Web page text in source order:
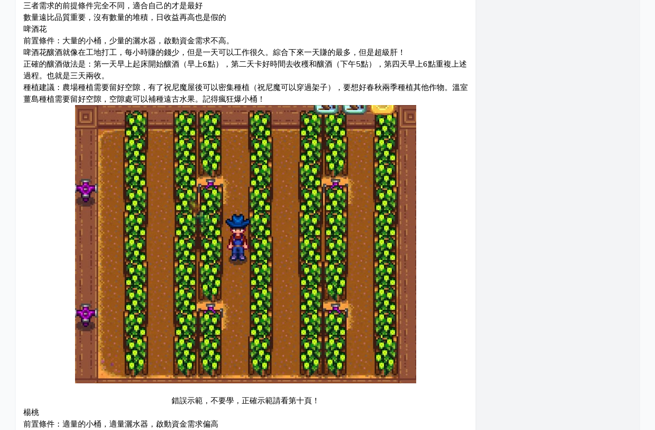
三者需求的前提條件完全不同，適合自己的才是最好
數量遠比品質重要，沒有數量的堆積，日收益再高也是假的
啤酒花
前置條件：大量的小桶，少量的灑水器，啟動資金需求不高。
啤酒花釀酒就像在工地打工，每小時賺的錢少，但是一天可以工作很久。綜合下來一天賺的最多，但是超級肝！
正確的釀酒做法是：第一天早上起床開始釀酒（早上6點），第二天卡好時間去收穫和釀酒（下午5點），第四天早上6點重複上述
過程。也就是三天兩收。
種植建議：農場種植需要留好空隙，有了祝尼魔屋後可以密集種植（祝尼魔可以穿過架子），要想好春秋兩季種植其他作物。溫室
薑島種植需要留好空隙，空隙處可以補種遠古水果。記得瘋狂爆小桶！
錯誤示範，不要學，正確示範請看第十頁！
楊桃
前置條件：適量的小桶，適量灑水器，啟動資金需求偏高